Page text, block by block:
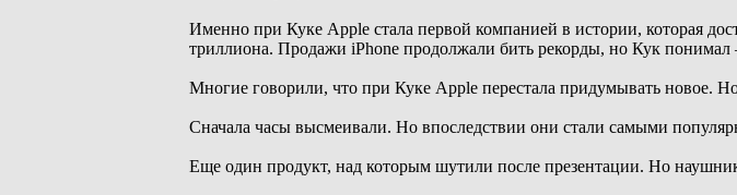
Именно при Куке Apple стала первой компанией в истории, которая
триллиона. Продажи iPhone продолжали бить рекорды, но Кук понимал
Многие говорили, что при Куке Apple перестала придумывать новое.
Сначала часы высмеивали. Но впоследствии они стали самыми
Еще один продукт, над которым шутили после презентации. Но